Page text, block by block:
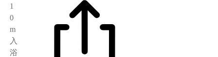
1
0
m
入
浴